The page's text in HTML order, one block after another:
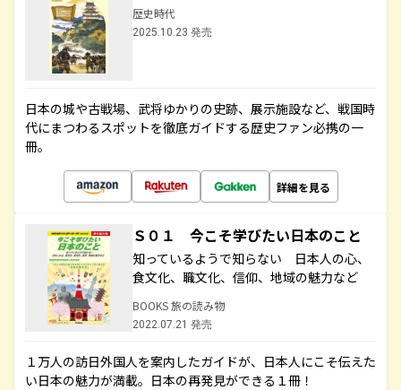
歴史時代
2025.10.23 発売
日本の城や古戦場、武将ゆかりの史跡、展示施設など、戦国時
代にまつわるスポットを徹底ガイドする歴史ファン必携の一
冊。
詳細を見る
Ｓ０１ 今こそ学びたい日本のこと
知っているようで知らない 日本人の心、
食文化、職文化、信仰、地域の魅力など
BOOKS 旅の読み物
2022.07.21 発売
１万人の訪日外国人を案内したガイドが、日本人にこそ伝えた
い日本の魅力が満載。日本の再発見ができる１冊！